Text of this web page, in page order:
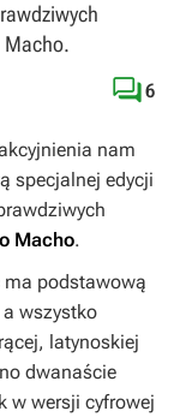
Macho.
6
nam
specjalnej edycji
Macho.
podstawową
wszystko
latynoskiej
dwanaście
w wersji cyfrowej